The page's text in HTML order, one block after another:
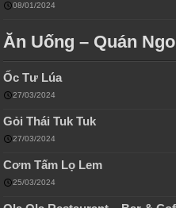
08/01/2024
Ăn Uống – Quán
Ốc Tư Lúa
27/03/2024
Gỏi Thái Tuk Tuk
27/03/2024
Cơm Tấm Lọ Lem
25/03/2024